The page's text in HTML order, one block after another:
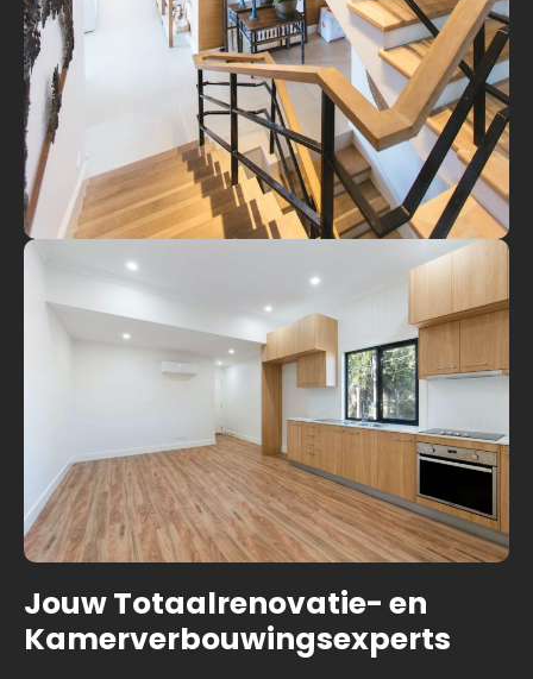
Jouw Totaalrenovatie- en
Kamerverbouwingsexperts